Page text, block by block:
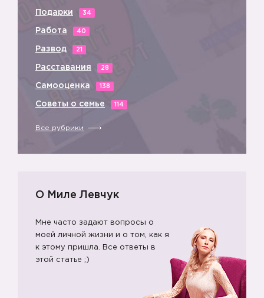
✨
Подарки 34
Работа 40
Развод 21
Расставания 28
Самооценка 138
Советы о семье 114
Все рубрики
О Миле Левчук
Мне часто задают вопросы о
моей личной жизни и о том, как я
к этому пришла. Все ответы в
этой статье ;)